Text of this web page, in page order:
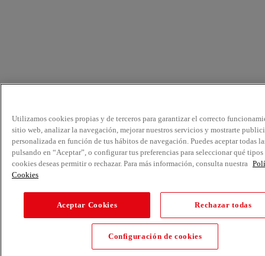
Utilizamos cookies propias y de terceros para garantizar el correcto
sitio web, analizar la navegación, mejorar nuestros servicios y mostrarte
personalizada en función de tus hábitos de navegación. Puedes aceptar todas
pulsando en “Aceptar”, o configurar tus preferencias para seleccionar qué tipos
cookies deseas permitir o rechazar. Para más información, consulta nuestra
Cookies
Aceptar Cookies Rechazar todas
Configuración de cookies